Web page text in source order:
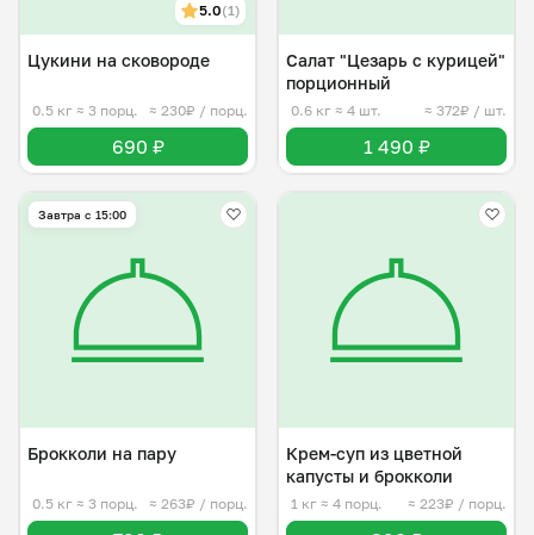
5.0(1)
Цукини на сковороде
0.5 кг ≈ 3 порц. ≈ 230₽ / порц.
690 ₽
Салат "Цезарь с курицей"
порционный
0.6 кг ≈ 4 шт. ≈ 372₽ / шт.
1 490 ₽
Завтра c 15:00
Брокколи на пару
0.5 кг ≈ 3 порц. ≈ 263₽ / порц.
Крем-суп из цветной
капусты и брокколи
1 кг ≈ 4 порц. ≈ 223₽ / порц.